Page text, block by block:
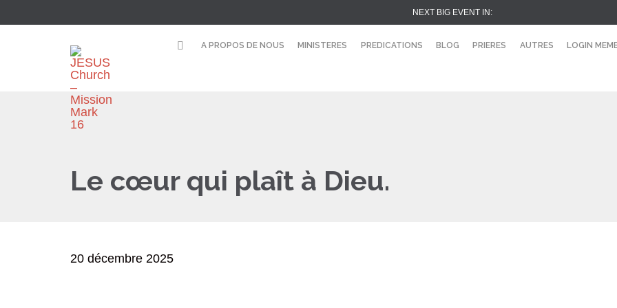
NEXT BIG EVENT IN:
A PROPOS DE NOUS MINISTERES PREDICATIONS BLOG PRIERES AUTRES LOGIN
Le cœur qui plaît à Dieu.
20 décembre 2025